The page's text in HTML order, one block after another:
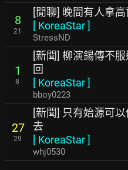
8
21
[閒聊] 晚間有人拿
[ KoreaStar]
StressND
1
8
[新聞] 柳演錫傳不
回
[ KoreaStar]
bboy0223
27
29
[新聞] 只有始源可
去
[ KoreaStar]
whj0530